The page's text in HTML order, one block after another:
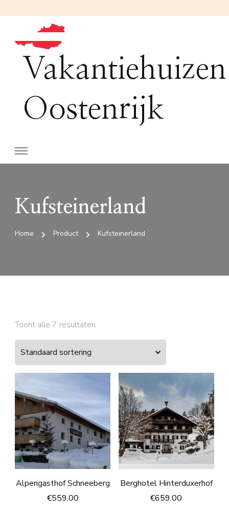
Vakantiehuizen
Oostenrijk
Kufsteinerland
Home Product Kufsteinerland
Toont alle 7 resultaten
Alpengasthof Schneeberg
€559.00
Berghotel Hinterduxerhof
€659.00